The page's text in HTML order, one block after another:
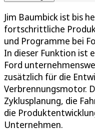
Jim Baumbick ist bis
fortschrittliche
und Programme bei
In dieser Funktion ist
Ford
zusätzlich für die
Verbrennungsmotor.
Zyklusplanung, die
die
Unternehmen.